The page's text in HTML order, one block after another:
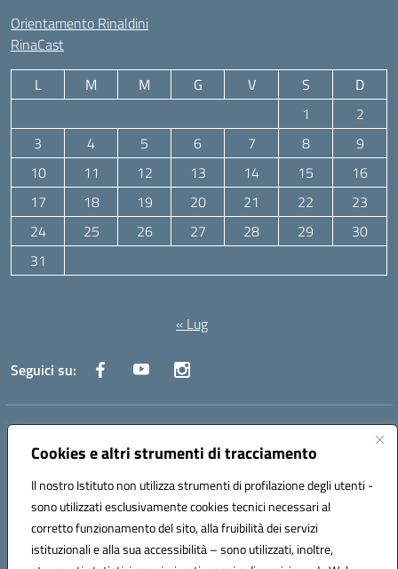
Cookies e altri strumenti di tracciamento
Il nostro Istituto non utilizza strumenti di profilazione degli utenti -
sono utilizzati esclusivamente cookies tecnici necessari al
corretto funzionamento del sito, alla fruibilità dei servizi
istituzionali e alla sua accessibilità – sono utilizzati, inoltre,
Orientamento Rinaldini
RinaCast
L M M G V S
D
1
2
3
4 5 6 7 8
9
10
11 12 13 14 15
16
17
18 19 20 21 22
23
24
25 26 27 28 29
30
31
« Lug
Seguici su:
Indirizzo:
Centralino:071 204723 Email:anpc010006@istruzione.it
Codice fiscale: 93020970427
Codice meccanografico:
ANPC010006
Codice unico di fatturazione (CUF): UFBE6V